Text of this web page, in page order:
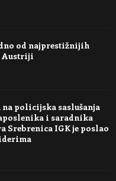
od najprestižnijih
Austriji
policijska saslušanja
i saradnika
Srebrenica IGK je poslao